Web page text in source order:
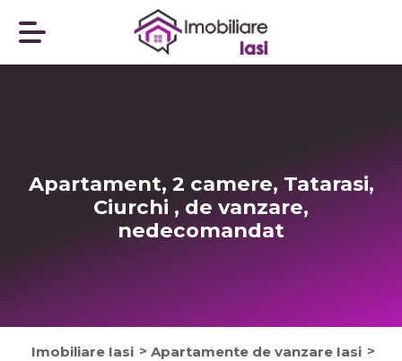
Apartament, 2 camere, Tatarasi,
Ciurchi , de vanzare,
nedecomandat
Imobiliare Iasi
Apartamente de vanzare Iasi